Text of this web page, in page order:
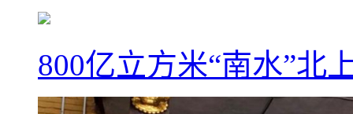
800亿立方米“南水”北